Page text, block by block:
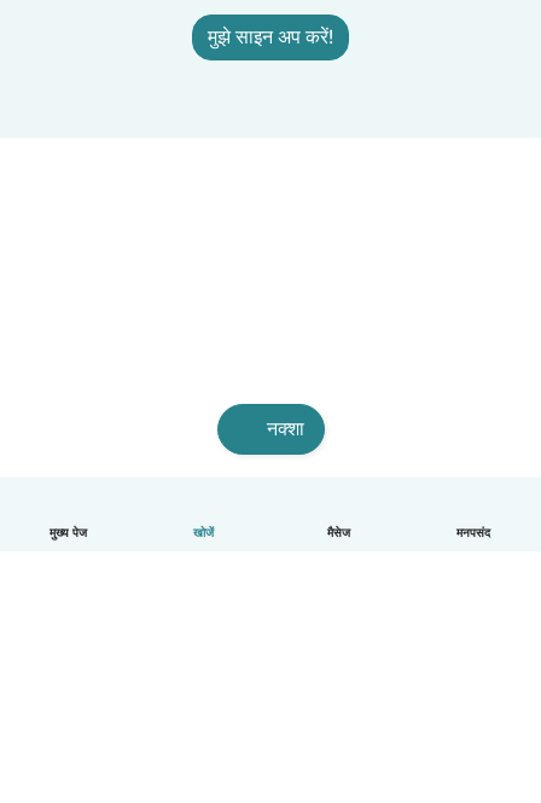
मुख्य पेज खोजें मैसेज मनपसंद
मुझे साइन अप करें!
नक्शा